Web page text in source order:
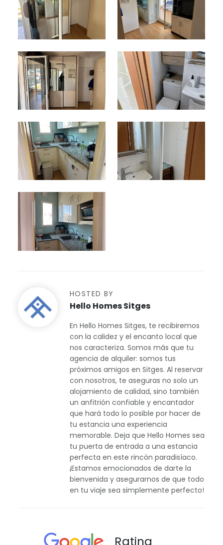
HOSTED BY
Hello Homes Sitges
En Hello Homes Sitges, te recibiremos
con la calidez y el encanto local que
nos caracteriza. Somos más que tu
agencia de alquiler: somos tus
próximos amigos en Sitges. Al reservar
con nosotros, te aseguras no solo un
alojamiento de calidad, sino también
un anfitrión confiable y encantador
que hará todo lo posible por hacer de
tu estancia una experiencia
memorable. Deja que Hello Homes sea
tu puerta de entrada a una estancia
perfecta en este rincón paradisíaco.
¡Estamos emocionados de darte la
bienvenida y asegurarnos de que todo
en tu viaje sea simplemente perfecto!
Rating